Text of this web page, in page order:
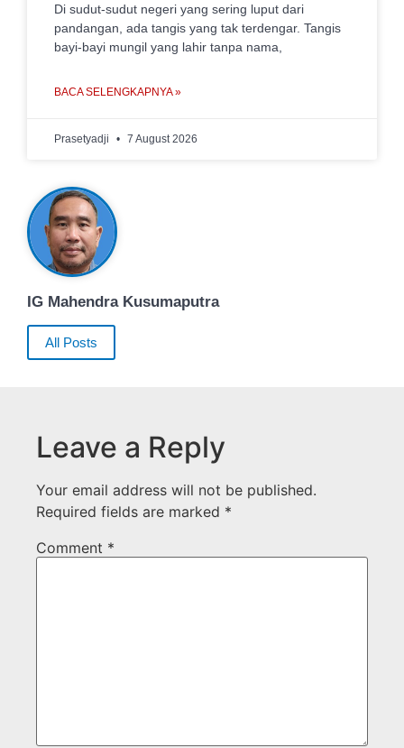
IG Mahendra Kusumaputra
All Posts
Di sudut-sudut negeri yang sering luput dari
pandangan, ada tangis yang tak terdengar. Tangis
bayi-bayi mungil yang lahir tanpa nama,
BACA SELENGKAPNYA »
Prasetyadji 7 August 2026
Leave a Reply
Your email address will not be published.
Required fields are marked *
Comment *